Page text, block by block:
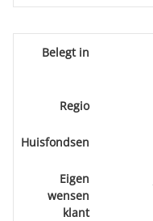
Belegt in
Regio
Huisfondsen
Eigen
wensen
klant